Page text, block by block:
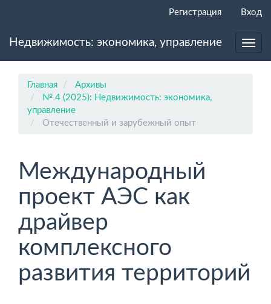
Основное
панель
Регистрация Вход
Недвижимость: экономика, управление
Главная
Архивы
№ 4 (2025): Недвижимость: экономика,
управление
Отечественный и зарубежный опыт
Международный
проект АЭС как
драйвер
комплексного
развития территорий